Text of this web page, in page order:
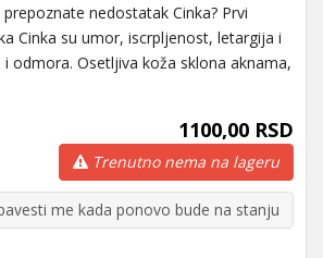
nedostatak Cinka? Prvi
Cinka su umor, iscrpljenost, letargija i
odmora. Osetljiva koža sklona aknama,
1100,00 RSD
Trenutno nema na lageru
me kada ponovo bude na stanju